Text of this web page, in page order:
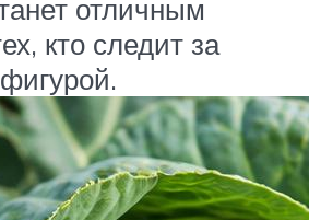
отличным
кто следит за